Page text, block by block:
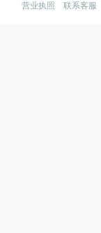
营业执照
联系客服